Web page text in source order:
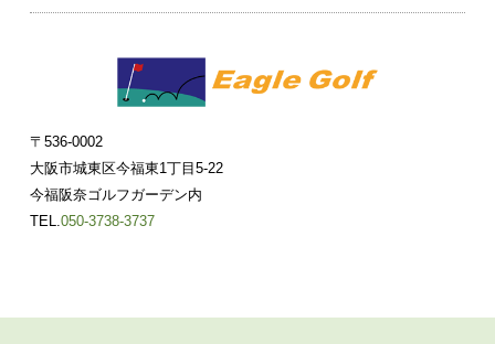
〒536-0002
大阪市城東区今福東1丁目5-22
今福阪奈ゴルフガーデン内
TEL. 050-3738-3737